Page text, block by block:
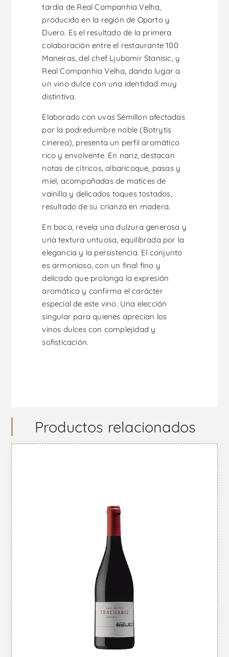
tardía de Real Companhia Velha,
producido en la región de Oporto y
Duero. Es el resultado de la primera
colaboración entre el restaurante 100
Maneiras, del chef Ljubomir Stanisic, y
Real Companhia Velha, dando lugar a
un vino dulce con una identidad muy
distintiva.
Elaborado con uvas Sémillon afectadas
por la podredumbre noble (Botrytis
cinerea), presenta un perfil aromático
rico y envolvente. En nariz, destacan
notas de cítricos, albaricoque, pasas y
miel, acompañadas de matices de
vainilla y delicados toques tostados,
resultado de su crianza en madera.
En boca, revela una dulzura generosa y
una textura untuosa, equilibrada por la
elegancia y la persistencia. El conjunto
es armonioso, con un final fino y
delicado que prolonga la expresión
aromática y confirma el carácter
especial de este vino. Una elección
singular para quienes aprecian los
vinos dulces con complejidad y
sofisticación.
Productos relacionados